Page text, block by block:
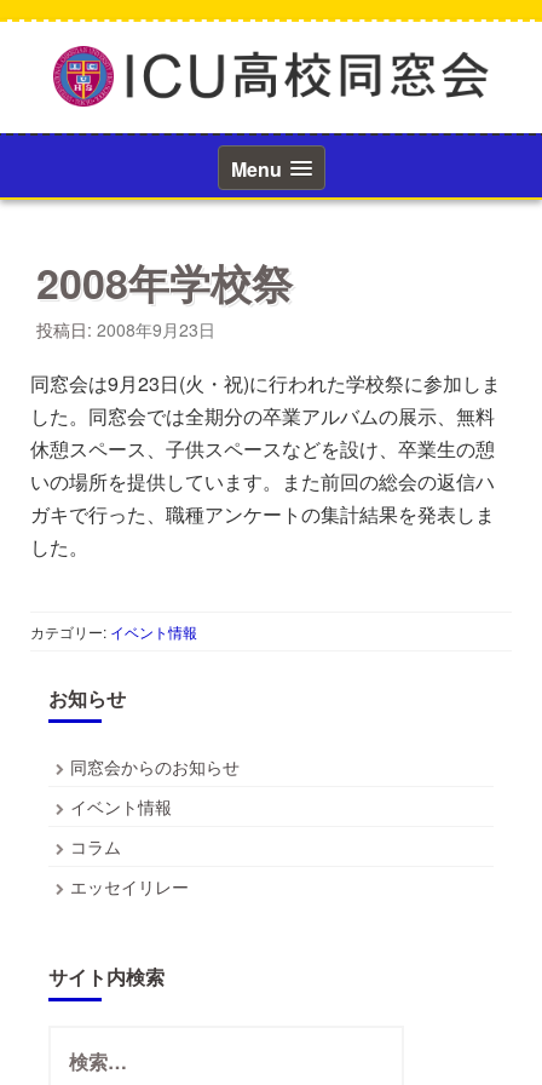
へ
ッ
Menu
2008年学校祭
投稿日: 2008年9月23日
同窓会は9月23日(火・祝)に行われた学校祭に参加しま
した。同窓会では全期分の卒業アルバムの展示、無料
休憩スペース、子供スペースなどを設け、卒業生の憩
いの場所を提供しています。また前回の総会の返信ハ
ガキで行った、職種アンケートの集計結果を発表しま
した。
カテゴリー: イベント情報
お知らせ
同窓会からのお知らせ
イベント情報
コラム
エッセイリレー
サイト内検索
索: